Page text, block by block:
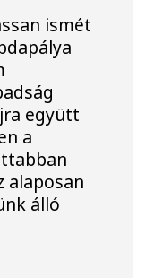
ismét
együtt
a
alaposan
álló